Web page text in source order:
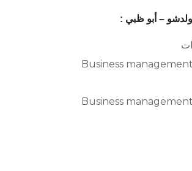
– أبو ظبي :
Business
Business